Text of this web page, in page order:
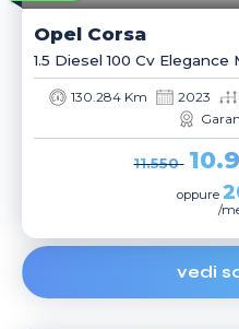
Opel Corsa
1.5 Diesel 100 Cv
130.284 Km 2023
11.550
oppure
/
vedi